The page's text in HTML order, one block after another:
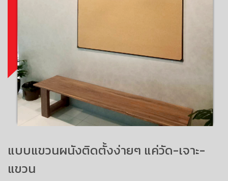
แบบแขวนผนังติดตั้งง่ายๆ แค่วัด-เจาะ-
แขวน